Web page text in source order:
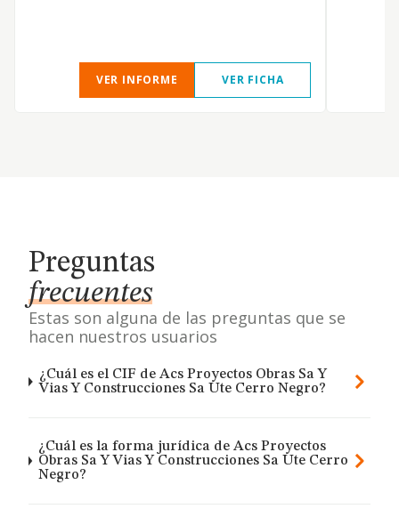
VER INFORME VER FICHA
Preguntas
frecuentes
Estas son alguna de las preguntas que se
hacen nuestros usuarios
¿Cuál es el CIF de Acs Proyectos Obras Sa Y
Vias Y Construcciones Sa Ute Cerro Negro?
¿Cuál es la forma jurídica de Acs Proyectos
Obras Sa Y Vias Y Construcciones Sa Ute Cerro
Negro?